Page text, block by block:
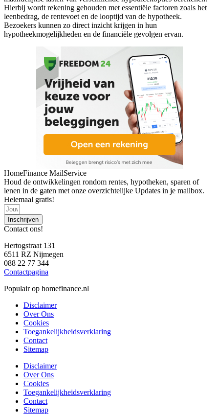
Hierbij wordt rekening gehouden met essentiële factoren zoals het
leenbedrag, de rentevoet en de looptijd van de hypotheek.
Bezoekers kunnen zo direct inzicht krijgen in hun
hypotheekmogelijkheden en de financiële gevolgen ervan.
HomeFinance MailService
Houd de ontwikkelingen rondom rentes, hypotheken, sparen of
lenen in de gaten met onze overzichtelijke Updates in je mailbox.
Helemaal gratis!
Inschrijven
Contact ons!
Hertogstraat 131
6511 RZ Nijmegen
088 22 77 344
Contactpagina
Populair op homefinance.nl
Disclaimer
Over Ons
Cookies
Toegankelijkheidsverklaring
Contact
Sitemap
Disclaimer
Over Ons
Cookies
Toegankelijkheidsverklaring
Contact
Sitemap